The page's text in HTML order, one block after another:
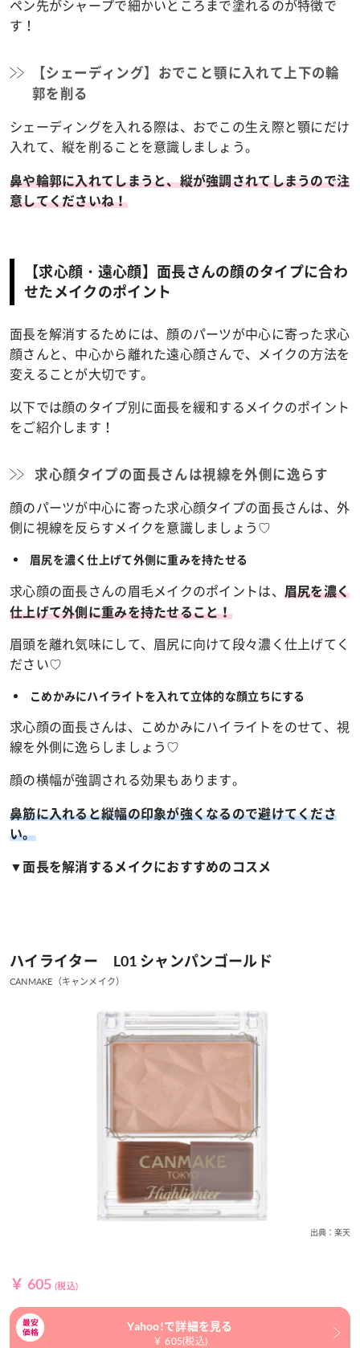
ペン先がシャープで細かいところまで塗れるのが特徴で
す！
【シェーディング】おでこと顎に入れて上下の輪
郭を削る
シェーディングを入れる際は、おでこの生え際と顎にだけ
入れて、縦を削ることを意識しましょう。
鼻や輪郭に入れてしまうと、縦が強調されてしまうので注
意してくださいね！
【求心顔・遠心顔】面長さんの顔のタイプに合わ
せたメイクのポイント
面長を解消するためには、顔のパーツが中心に寄った求心
顔さんと、中心から離れた遠心顔さんで、メイクの方法を
変えることが大切です。
以下では顔のタイプ別に面長を緩和するメイクのポイント
をご紹介します！
求心顔タイプの面長さんは視線を外側に逸らす
顔のパーツが中心に寄った求心顔タイプの面長さんは、外
側に視線を反らすメイクを意識しましょう♡
眉尻を濃く仕上げて外側に重みを持たせる
求心顔の面長さんの眉毛メイクのポイントは、 眉尻を濃く
仕上げて外側に重みを持たせること！
眉頭を離れ気味にして、眉尻に向けて段々濃く仕上げてく
ださい♡
こめかみにハイライトを入れて立体的な顔立ちにする
求心顔の面長さんは、こめかみにハイライトをのせて、視
線を外側に逸らしましょう♡
顔の横幅が強調される効果もあります。
鼻筋に入れると縦幅の印象が強くなるので避けてくださ
い。
▼面長を解消するメイクにおすすめのコスメ
ハイライター L01 シャンパンゴールド
CANMAKE（キャンメイク）
出典：楽天
￥ 605 (税込)
Yahoo!で詳細を見る
￥ 605(税込)